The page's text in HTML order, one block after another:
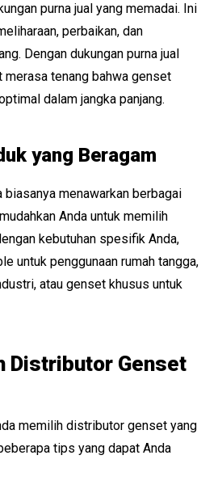
purna jual yang memadai. Ini
perbaikan, dan
Dengan dukungan purna jual
merasa tenang bahwa genset
dalam jangka panjang.
yang Beragam
menawarkan berbagai
Anda untuk memilih
kebutuhan spesifik Anda,
untuk penggunaan rumah tangga,
atau genset khusus untuk
Distributor Genset
memilih distributor genset yang
tips yang dapat Anda